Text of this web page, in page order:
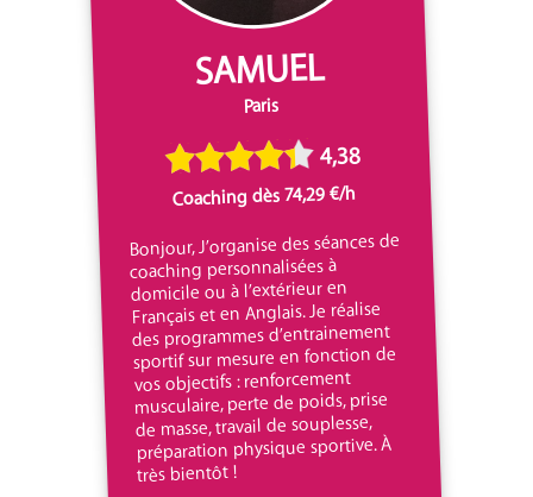
SAMUEL
Paris
4,38
Coaching dès 74,29 €/h
Bonjour, J’organise des séances de
coaching personnalisées à
domicile ou à l’extérieur en
Français et en Anglais. Je réalise
des programmes d’entrainement
sportif sur mesure en fonction de
vos objectifs : renforcement
musculaire, perte de poids, prise
de masse, travail de souplesse,
préparation physique sportive. À
très bientôt !